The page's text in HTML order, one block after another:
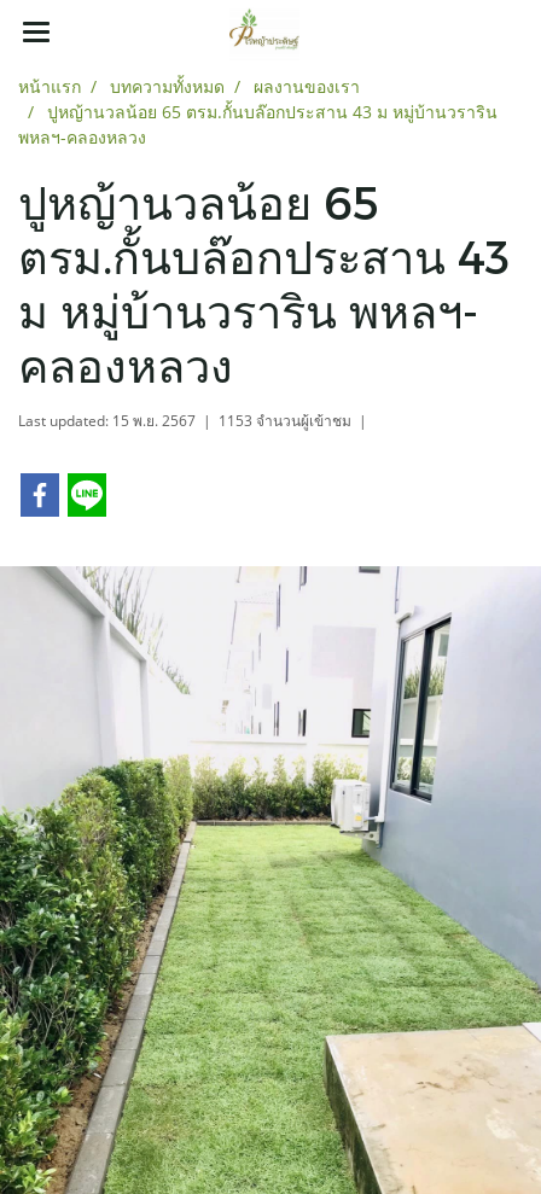
หน้าแรก บทความทั้งหมด
ผลงานของเรา
ปูหญ้านวลน้อย 65 ตรม.กั้นบล๊อกประสาน 43 ม หมู่บ้านวราริน
พหลฯ-คลองหลวง
ปูหญ้านวลน้อย 65
ตรม.กั้นบล๊อกประสาน 43
ม หมู่บ้านวราริน พหลฯ-
คลองหลวง
Last updated: 15 พ.ย. 2567 | 1153 จำนวนผู้เข้าชม |